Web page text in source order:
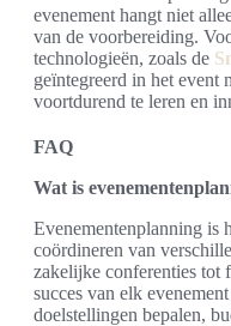
evenement hangt niet
van de voorbereiding.
technologieën, zoals de
geïntegreerd in het event
voortdurend te leren en
FAQ
Wat is
Evenementenplanning is
coördineren van
zakelijke conferenties tot
succes van elk
doelstellingen bepalen,